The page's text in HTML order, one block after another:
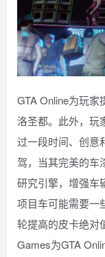
GTA Online为玩
洛圣都。此外，玩
过一段时间、创意
驾，当其完美的车
研究引擎，增强车
项目车可能需要一
轮提高的皮卡绝对
Games为GTA